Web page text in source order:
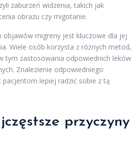
zaburzeń widzenia, takich jak
obrazu czy migotanie.
objawów migreny jest kluczowe dla jej
Wiele osób korzysta z różnych metod,
tym zastosowania odpowiednich leków
Znalezienie odpowiedniego
lepiej radzić sobie z tą
przyczyny